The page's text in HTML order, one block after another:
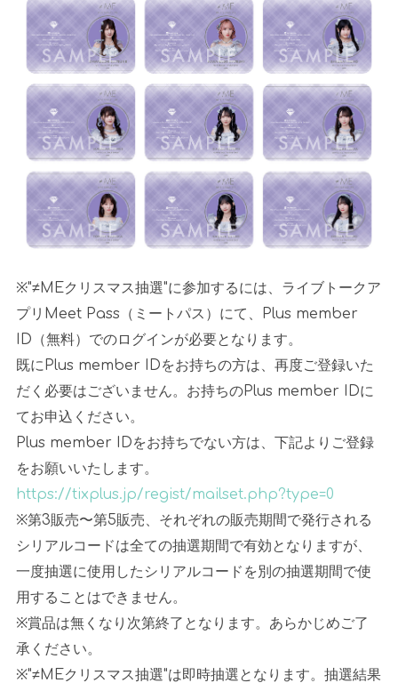
※"≠MEクリスマス抽選"に参加するには、ライブトークア
プリMeet Pass（ミートパス）にて、Plus member
ID（無料）でのログインが必要となります。
既にPlus member IDをお持ちの方は、再度ご登録いた
だく必要はございません。お持ちのPlus member IDに
てお申込ください。
Plus member IDをお持ちでない方は、下記よりご登録
をお願いいたします。
https://tixplus.jp/regist/mailset.php?type=0
※第3販売〜第5販売、それぞれの販売期間で発行される
シリアルコードは全ての抽選期間で有効となりますが、
一度抽選に使用したシリアルコードを別の抽選期間で使
用することはできません。
※賞品は無くなり次第終了となります。あらかじめご了
承ください。
※"≠MEクリスマス抽選"は即時抽選となります。抽選結果